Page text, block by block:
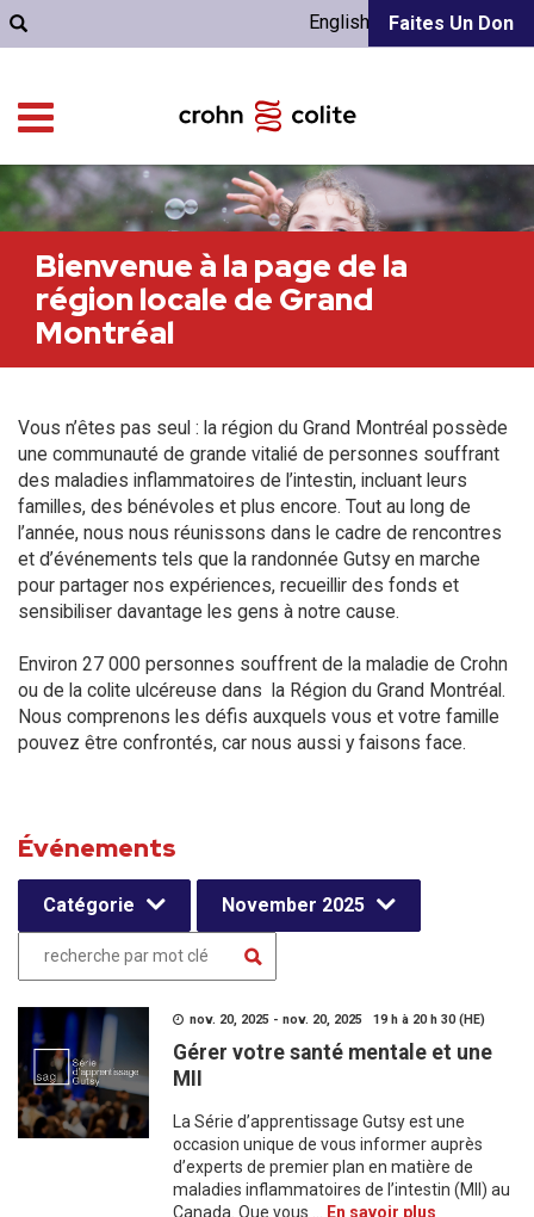
Faites Un Don
English
Bienvenue à la page de la
région locale de Grand
Montréal
Vous n’êtes pas seul : la région du Grand Montréal possède
une communauté de grande vitalié de personnes souffrant
des maladies inflammatoires de l’intestin, incluant leurs
familles, des bénévoles et plus encore. Tout au long de
l’année, nous nous réunissons dans le cadre de rencontres
et d’événements tels que la randonnée Gutsy en marche
pour partager nos expériences, recueillir des fonds et
sensibiliser davantage les gens à notre cause.
Environ 27 000 personnes souffrent de la maladie de Crohn
ou de la colite ulcéreuse dans la Région du Grand Montréal.
Nous comprenons les défis auxquels vous et votre famille
pouvez être confrontés, car nous aussi y faisons face.
Événements
Catégorie November 2025
nov. 20, 2025 - nov. 20, 2025 19 h à 20 h 30 (HE)
Gérer votre santé mentale et une
MII
La Série d’apprentissage Gutsy est une
occasion unique de vous informer auprès
d’experts de premier plan en matière de
maladies inflammatoires de l’intestin (MII) au
Canada. Que vous ...
En savoir plus